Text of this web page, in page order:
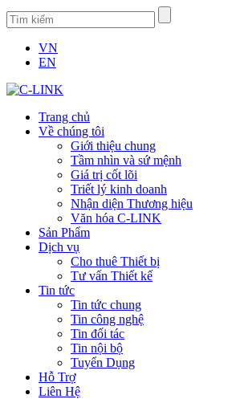
VN
EN
Trang chủ
Về chúng tôi
Giới thiệu chung
Tầm nhìn và sứ mệnh
Giá trị cốt lõi
Triết lý kinh doanh
Nhận diện Thương hiệu
Văn hóa C-LINK
Sản Phẩm
Dịch vụ
Cho thuê Thiết bị
Tư vấn Thiết kế
Tin tức
Tin tức chung
Tin công nghệ
Tin đối tác
Tin nội bộ
Tuyển Dụng
Hỗ Trợ
Liên Hệ